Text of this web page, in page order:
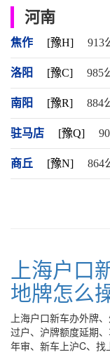
河南
焦作 [豫H] 913
洛阳 [豫C] 985
南阳 [豫R] 884
驻马店 [豫Q]
商丘 [豫N] 864
上海户口
地牌怎么
上海户口新车办外牌
过户、沪牌额度延期
年审、新车上沪C、找